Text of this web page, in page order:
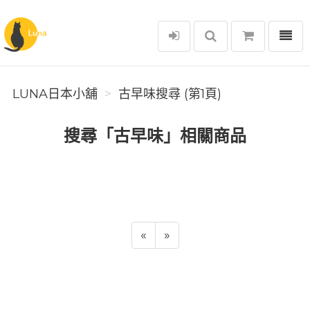
Luna日本小舖
選單
LUNA日本小舖 古早味搜尋 (第1頁)
搜尋「古早味」相關商品
« »